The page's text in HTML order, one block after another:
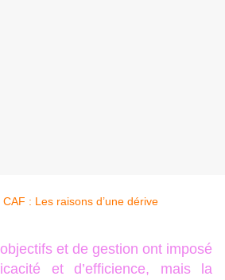
et de gestion ont imposé
et d’efficience, mais la